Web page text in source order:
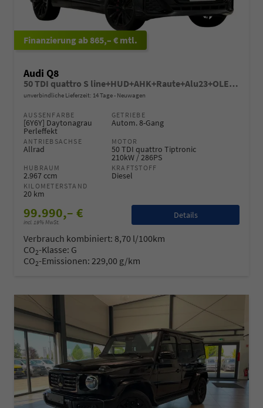
ab 865,– € mtl.
Audi Q8
50 TDI quattro S line+HUD+AHK+Raute+Alu23+OLED+Pano+Massage+Standheiz+Black+GV5
unverbindliche Lieferzeit: 14 Tage Neuwagen
AUSSENFARBE
[6Y6Y] Daytonagrau
Perleffekt
GETRIEBE
Autom. 8-Gang
ANTRIEBSACHSE
Allrad
MOTOR
50 TDI quattro Tiptronic
210kW / 286PS
HUBRAUM
2.967 ccm
KRAFTSTOFF
Diesel
KILOMETERSTAND
20 km
99.990,– €
incl. 19% MwSt.
Details
Verbrauch kombiniert: 8,70 l/100km
CO2-Klasse: G
CO2-Emissionen: 229,00 g/km